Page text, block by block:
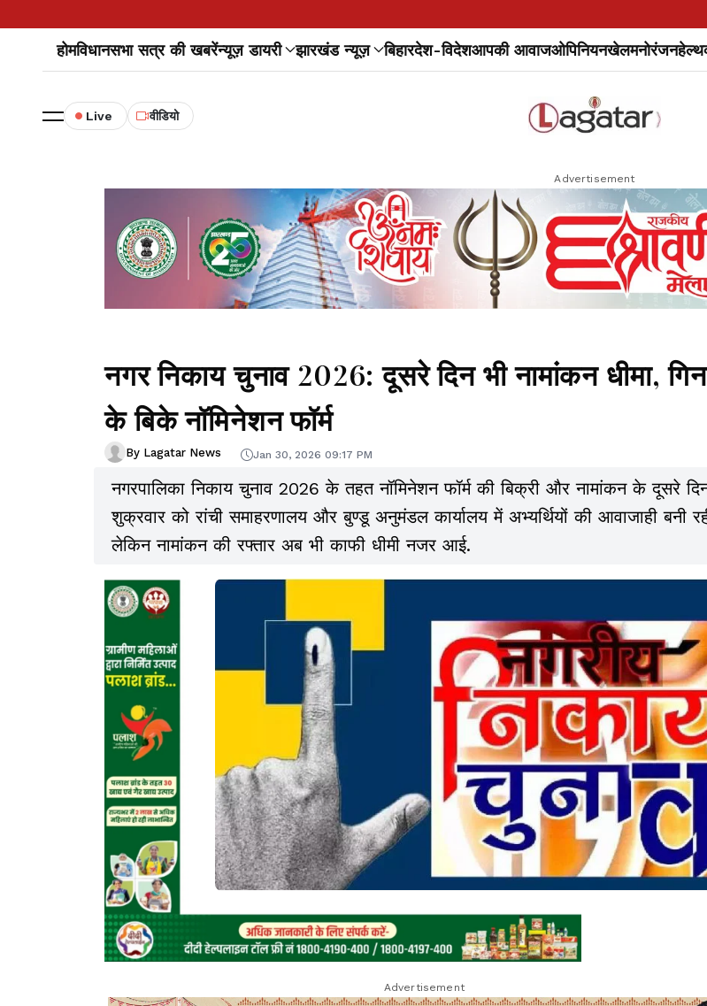
होमविधानसभा सत्र की खबरेंन्यूज़ डायरी झारखंड न्यूज़ बिहारदेश-विदेशआपकी आवाजओपिनियनखेलमनोरंजनहेल्थ
Live वीडियो
Advertisement
नगर निकाय चुनाव 2026: दूसरे दिन भी नामांकन धीमा,
के बिके नॉमिनेशन फॉर्म
By Lagatar News Jan 30, 2026 09:17 PM
नगरपालिका निकाय चुनाव 2026 के तहत नॉमिनेशन फॉर्म की बिक्री और नामांकन के दूसरे
शुक्रवार को रांची समाहरणालय और बुण्डू अनुमंडल कार्यालय में अभ्यर्थियों की आवाजाही बनी
लेकिन नामांकन की रफ्तार अब भी काफी धीमी नजर आई.
Advertisement